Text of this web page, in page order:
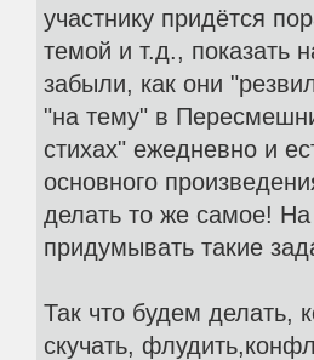
участнику придётся
темой и т.д., показать
забыли, как они
"на тему" в
стихах" ежедневно и
основного
делать то же самое! На
придумывать такие
Так что будем делать,
скучать,